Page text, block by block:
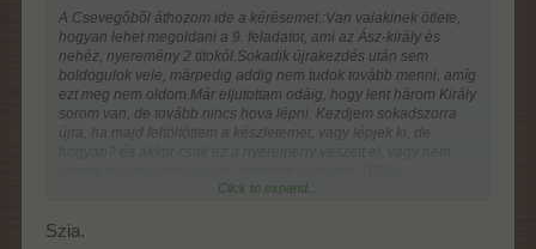
A Csevegőből áthozom ide a kérésemet.:Van valakinek ötlete,
hogyan lehet megoldani a 9. feladatot, ami az Ász-király és
nehéz, nyeremény 2 titokól.Sokadik újrakezdés után sem
boldogulok vele, márpedig addig nem tudok tovább menni, amíg
ezt meg nem oldom.Már eljutottam odáig, hogy lent három Király
sorom van, de tovább nincs hova lépni. Kezdjem sokadszorra
újra, ha majd feltöltöttem a készletemet, vagy lépjek ki, de
ismertetőjét elolvastam. Vilmos05 13647886
Click to expand...
Szia.